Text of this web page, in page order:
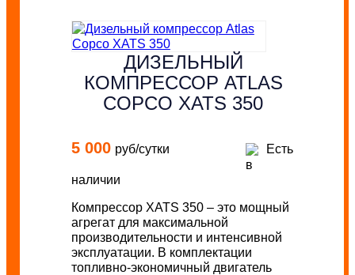
ДИЗЕЛЬНЫЙ
КОМПРЕССОР ATLAS
COPCO XATS 350
5 000 руб/сутки
Есть
в
наличии
Компрессор XATS 350 – это мощный
агрегат для максимальной
производительности и интенсивной
эксплуатации. В комплектации
топливно-экономичный двигатель